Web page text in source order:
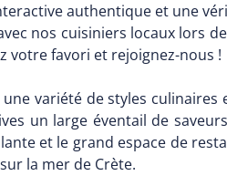
authentique et une
nos cuisiniers locaux lors
votre favori et rejoignez-nous !
variété de styles
un large éventail de
et le grand espace de
la mer de Crète.